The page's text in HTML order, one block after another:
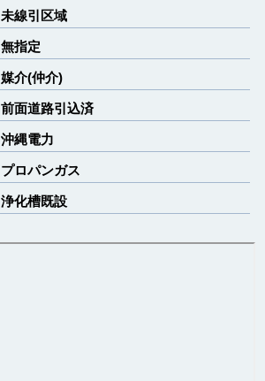
未線引区域
無指定
媒介(仲介)
前面道路引込済
沖縄電力
プロパンガス
浄化槽既設